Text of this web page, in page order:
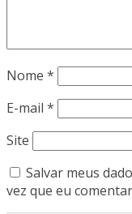
Nome *
E-mail *
Site
Salvar meus
vez que eu